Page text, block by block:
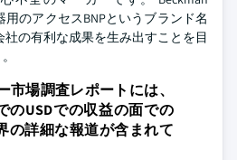
のアクセスBNPというブランド名
社の有利な成果を生み出すことを目
市場調査レポートには、
のUSDでの収益の面での
の詳細な報道が含まれて